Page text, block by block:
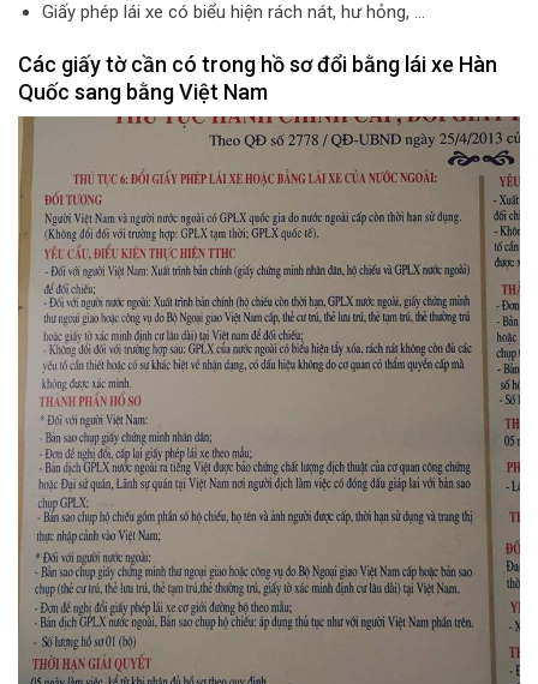
Giấy phép lái xe có biểu hiện rách nát, hư hỏng, …
Các giấy tờ cần có trong hồ sơ đổi bằng lái xe Hàn
Quốc sang bằng Việt Nam